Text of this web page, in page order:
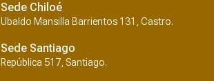
Sede Chiloé
Ubaldo Mansilla Barrientos 131, Castro.
Sede Santiago
República 517, Santiago.